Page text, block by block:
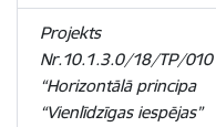
Projekts
Nr.10.1.3.0/18/TP/010
“Horizontālā principa
“Vienlīdzīgas iespējas”